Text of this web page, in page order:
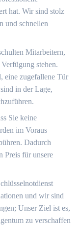
hat.​ Wir sind stolz
und schnellen
Mitarbeitern,
stehen.​
eine zugefallene Tür
in der Lage,
Sie keine
im Voraus
Dadurch
Preis für unsere
und wir sind
Unser Ziel ist es,
zu verschaffen